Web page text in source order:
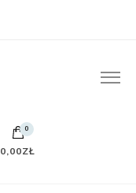
0
0,00ZŁ